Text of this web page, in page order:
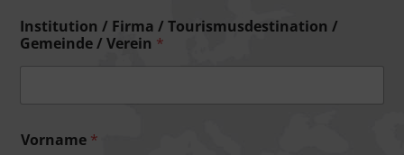
Institution / Firma / Tourismusdestination /
Gemeinde / Verein *
Vorname *